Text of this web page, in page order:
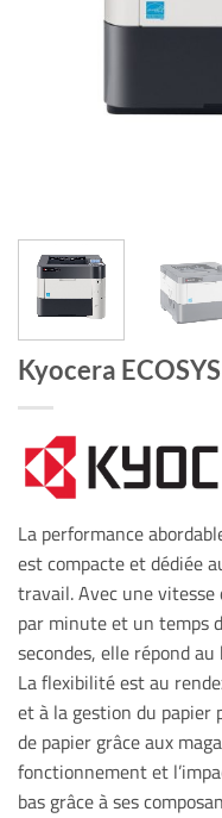
Kyocera
La performance
est compacte et dédiée
travail. Avec une vitesse
par minute et un temps
secondes, elle répond
La flexibilité est au
et à la gestion du
de papier grâce aux
fonctionnement et
bas grâce à ses